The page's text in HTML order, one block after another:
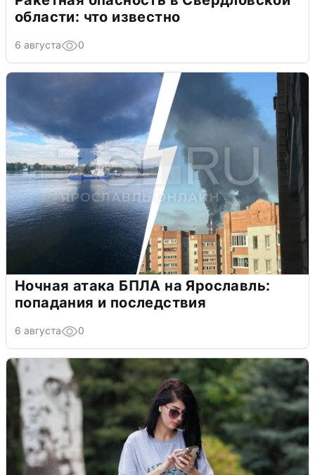
области: что известно
6 августа 0
Ночная атака БПЛА на Ярославль:
попадания и последствия
6 августа 0